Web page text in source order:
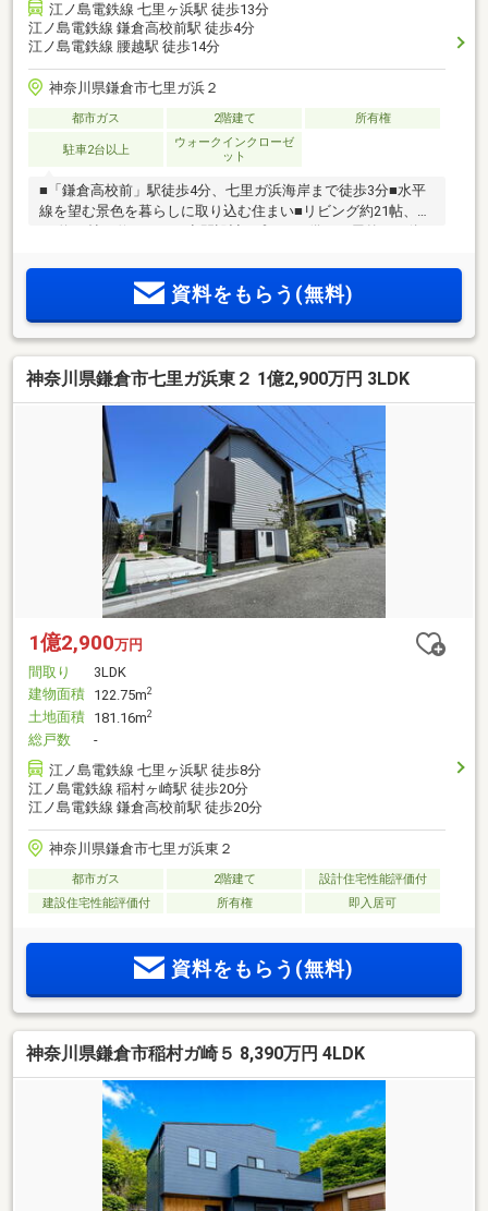
江ノ島電鉄線 七里ヶ浜駅 徒歩13分
江ノ島電鉄線 鎌倉高校前駅 徒歩4分
江ノ島電鉄線 腰越駅 徒歩14分
神奈川県鎌倉市七里ガ浜２
都市ガス 2階建て 所有権
駐車2台以上
ウォークインクローゼ
ット
■「鎌倉高校前」駅徒歩4分、七里ガ浜海岸まで徒歩3分■水平
線を望む景色を暮らしに取り込む住まい■リビング約21帖、
宅にいながらリフレッシュ■主寝室16.9帖、WIC＋専用シャワ
ールームを備えたプライベート空間■地下約39.7帖のホビール
日常を感じる住まい─── リストはお住まい探しのお悩み、ご
不安をサポート。・物件の詳細は【0120-880-491 (通話無料)】
まで お気軽にお問い合わせください！
資料をもらう(無料)
神奈川県鎌倉市七里ガ浜東２ 1億2,900万円 3LDK
1億2,900万円
間取り
3LDK
建物面積 122.75m2
土地面積 181.16m2
総戸数
-
江ノ島電鉄線 七里ヶ浜駅 徒歩8分
江ノ島電鉄線 稲村ヶ崎駅 徒歩20分
江ノ島電鉄線 鎌倉高校前駅 徒歩20分
神奈川県鎌倉市七里ガ浜東２
都市ガス 2階建て
設計住宅性能評価付
建設住宅性能評価付
所有権 即入居可
資料をもらう(無料)
神奈川県鎌倉市稲村ガ崎５ 8,390万円 4LDK